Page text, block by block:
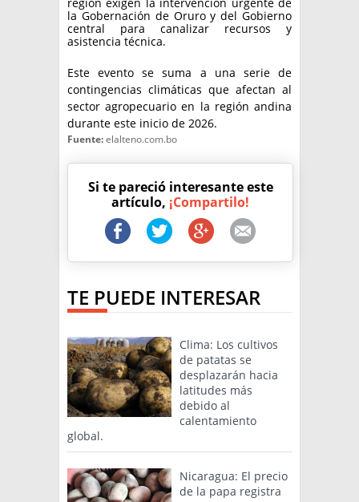
región exigen la intervención urgente de
la Gobernación de Oruro y del Gobierno
central para canalizar recursos y
asistencia técnica.
Este evento se suma a una serie de
contingencias climáticas que afectan al
sector agropecuario en la región andina
durante este inicio de 2026.
Fuente:elalteno.com.bo
Si te pareció interesante este
artículo, ¡Compartilo!
TE PUEDE INTERESAR
Clima: Los cultivos
de patatas se
desplazarán hacia
latitudes más
debido al
calentamiento
global.
Nicaragua: El precio
de la papa registra